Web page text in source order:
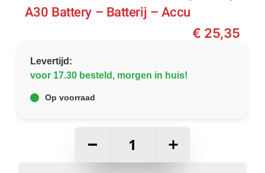
A30 Battery – Batterij – Accu
€ 25,35
Levertijd:
voor 17.30 besteld, morgen in huis!
Op voorraad
+